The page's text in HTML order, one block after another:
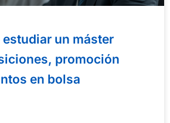
estudiar un máster
promoción
en bolsa